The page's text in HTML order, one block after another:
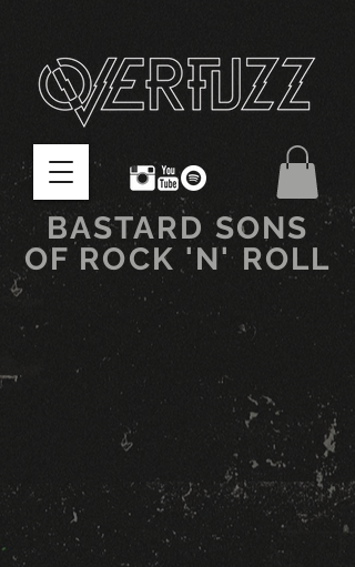
BASTARD SONS
OF ROCK 'N' ROLL